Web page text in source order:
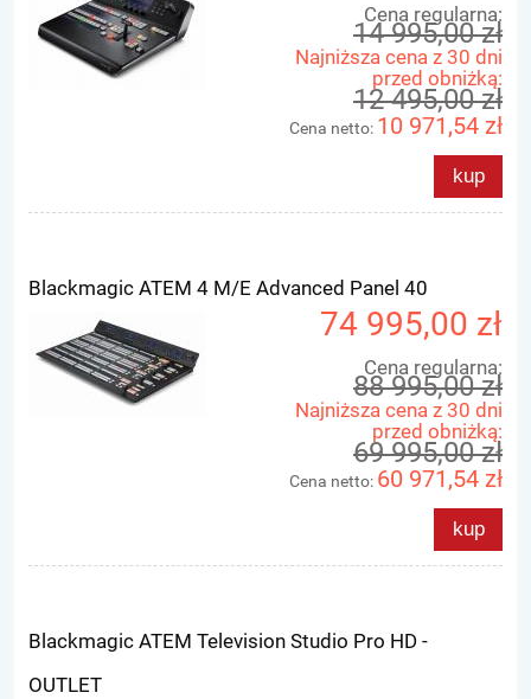
Cena regularna:
14 995,00 zł
Najniższa cena z 30 dni
przed obniżką:
12 495,00 zł
Cena netto: 10 971,54 zł
kup
Blackmagic ATEM 4 M/E Advanced Panel 40
74 995,00 zł
Cena regularna:
88 995,00 zł
Najniższa cena z 30 dni
przed obniżką:
69 995,00 zł
Cena netto: 60 971,54 zł
kup
Blackmagic ATEM Television Studio Pro HD -
OUTLET